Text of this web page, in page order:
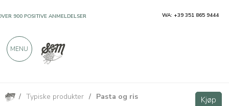
/ Typiske produkter / Pasta og ris Kjøp
Spaghetti nr. 33 av Semola - Pastificio Cocco Kjøp
900 POSITIVE ANMELDELSER WA: +39 351 865 9444
MENU